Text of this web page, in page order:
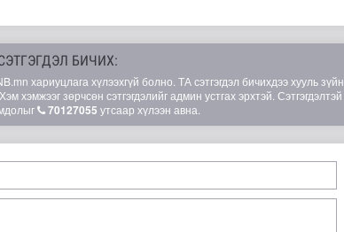
БИЧИХ:
хариуцлага хүлээхгүй болно. ТА сэтгэгдэл бичихдээ хууль зүйн
хэмжээг зөрчсөн сэтгэгдэлийг админ устгах эрхтэй. Сэтгэгдэлтэй
70127055 утсаар хүлээн авна.